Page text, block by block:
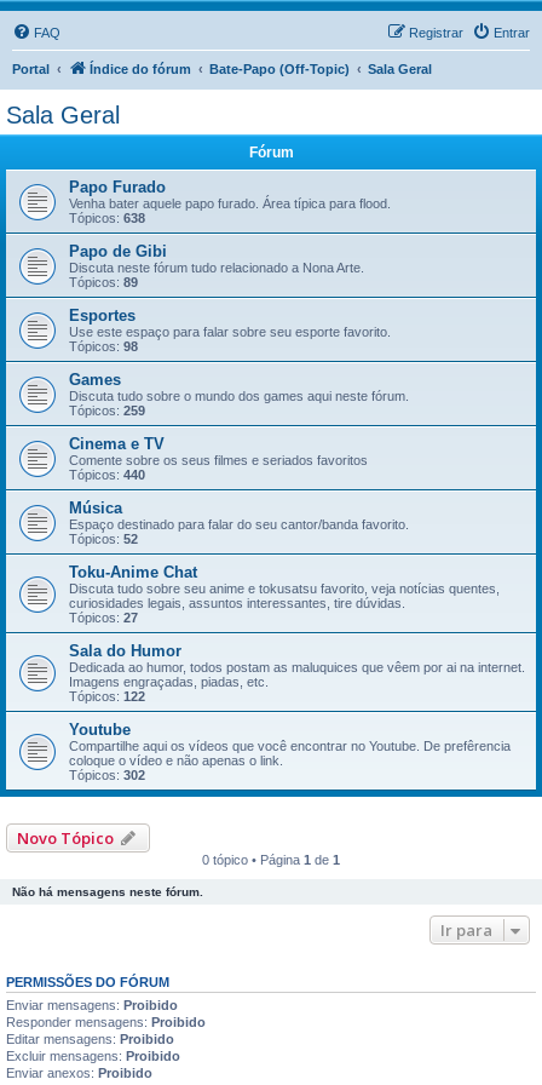
FAQ Entrar
Registrar
Portal Índice do fórum Bate-Papo (Off-Topic) Sala Geral
Sala Geral
Fórum
Papo Furado
Venha bater aquele papo furado. Área típica para flood.
Tópicos: 638
Papo de Gibi
Discuta neste fórum tudo relacionado a Nona Arte.
Tópicos: 89
Esportes
Use este espaço para falar sobre seu esporte favorito.
Tópicos: 98
Games
Discuta tudo sobre o mundo dos games aqui neste fórum.
Tópicos: 259
Cinema e TV
Comente sobre os seus filmes e seriados favoritos
Tópicos: 440
Música
Espaço destinado para falar do seu cantor/banda favorito.
Tópicos: 52
Toku-Anime Chat
Discuta tudo sobre seu anime e tokusatsu favorito, veja notí­cias quentes,
curiosidades legais, assuntos interessantes, tire dúvidas.
Tópicos: 27
Sala do Humor
Dedicada ao humor, todos postam as maluquices que vêem por ai na internet.
Imagens engraçadas, piadas, etc.
Tópicos: 122
Youtube
Compartilhe aqui os vídeos que você encontrar no Youtube. De prefêrencia
coloque o ví­deo e não apenas o link.
Tópicos: 302
Novo Tópico
0 tópico • Página 1 de 1
Não há mensagens neste fórum.
Ir para
PERMISSÕES DO FÓRUM
Enviar mensagens: Proibido
Responder mensagens: Proibido
Editar mensagens: Proibido
Excluir mensagens: Proibido
Enviar anexos: Proibido